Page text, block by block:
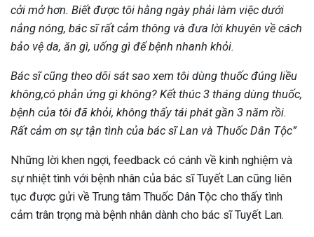
cởi mở hơn. Biết được tôi hằng ngày phải làm việc dưới
nắng nóng, bác sĩ rất cảm thông và đưa lời khuyên về cách
bảo vệ da, ăn gì, uống gì để bệnh nhanh khỏi.
Bác sĩ cũng theo dõi sát sao xem tôi dùng thuốc đúng liều
không,có phản ứng gì không? Kết thúc 3 tháng dùng thuốc,
bệnh của tôi đã khỏi, không thấy tái phát gần 3 năm rồi.
Rất cảm ơn sự tận tình của bác sĩ Lan và Thuốc Dân Tộc”
Những lời khen ngợi, feedback có cánh về kinh nghiệm và
sự nhiệt tình với bệnh nhân của bác sĩ Tuyết Lan cũng liên
tục được gửi về Trung tâm Thuốc Dân Tộc cho thấy tình
cảm trân trọng mà bệnh nhân dành cho bác sĩ Tuyết Lan.